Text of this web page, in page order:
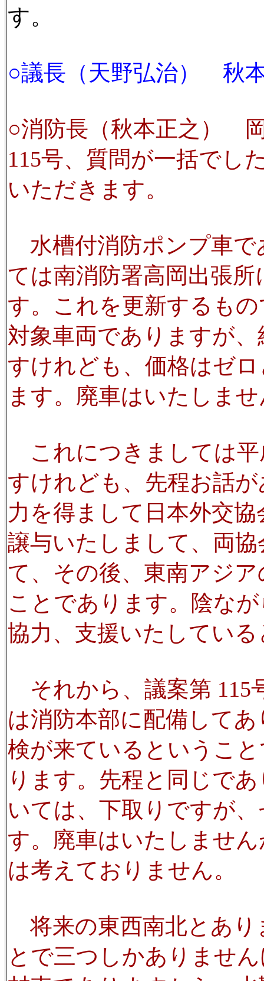
す。
○議長（天野弘治） 秋
○消防長（秋本正之）
115号、質問が一括でし
いただきます。
水槽付消防ポンプ車で
ては南消防署高岡出張
す。これを更新するも
対象車両でありますが
すけれども、価格はゼ
ます。廃車はいたしま
これにつきましては平
すけれども、先程お話
力を得まして日本外交
譲与いたしまして、両
て、その後、東南アジ
ことであります。陰な
協力、支援いたしてい
それから、議案第 115
は消防本部に配備して
検が来ているというこ
ります。先程と同じで
いては、下取りですが
す。廃車はいたしませ
は考えておりません。
将来の東西南北とあり
とで三つしかありませ